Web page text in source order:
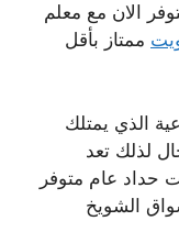
الان مع معلم
ممتاز بأقل
الذي يمتلك
لذلك تعد
حداد عام متوفر
الشويخ